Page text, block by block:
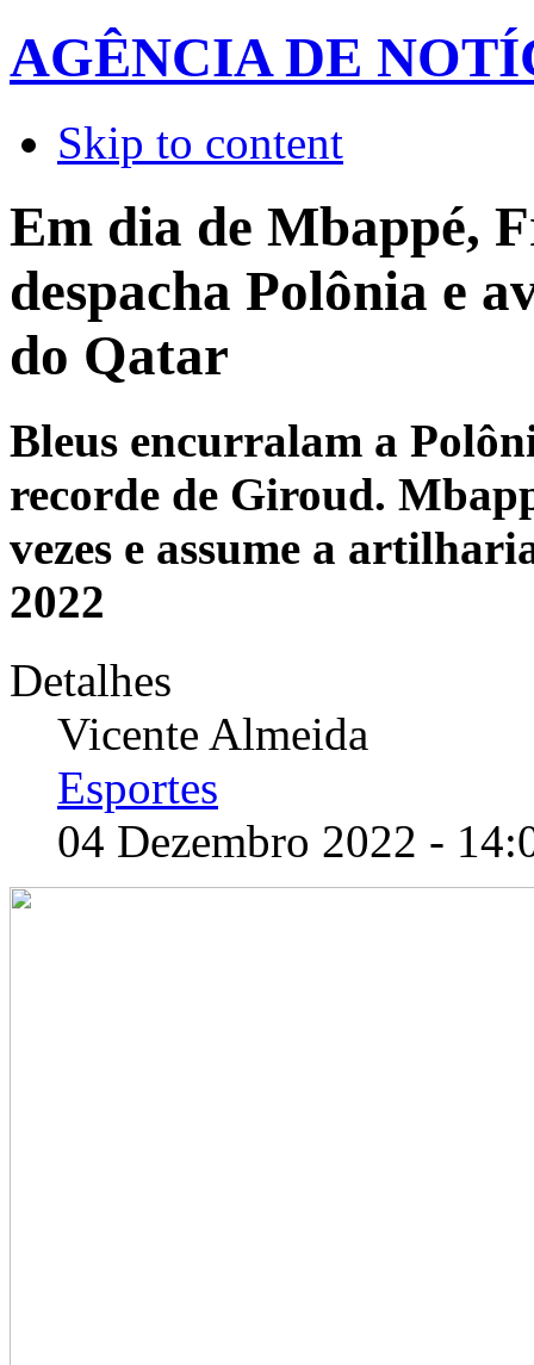
AGÊNCIA DE
Skip to content
Em dia de Mbappé,
despacha Polônia e
do Qatar
Bleus encurralam a
recorde de Giroud.
vezes e assume a
2022
Detalhes
Vicente Almeida
Esportes
04 Dezembro 2022 -